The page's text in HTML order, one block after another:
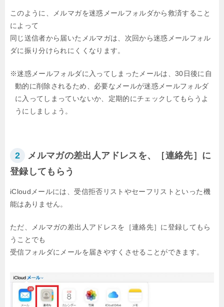
このように、メルマガを迷惑メールフォルダから救済すること
によって
同じ送信者から届いたメルマガは、次回から迷惑メールフォル
ダに振り分けられにくくなります。
※迷惑メールフォルダに入ってしまったメールは、30日後に自
動的に削除されるため、 必要なメールが迷惑メールフォルダ
に入ってしまっていないか、定期的にチェック してもらうよ
うにしましょう。
2
メルマガの差出人アドレスを、［連絡先］に
登録してもらう
iCloudメールには、受信拒否リストやセーフリストといった機
能はありません。
ただ、メルマガの差出人アドレスを［連絡先］に登録してもら
うことでも
受信フォルダにメールを届きやすくさせることができます。